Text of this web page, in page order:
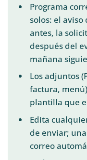
Programa
solos: el aviso
antes, la
después del
mañana
Los adjuntos
factura,
plantilla que
Edita
de enviar;
correo